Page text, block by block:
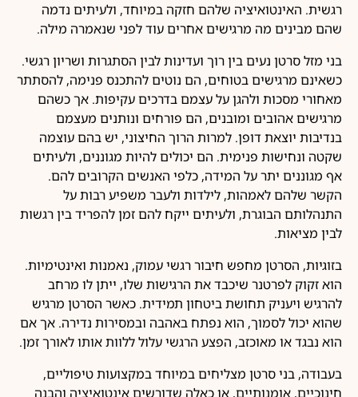
רגשית. האינטואיציה שלהם חזקה במיוחד, ולעיתים נדמה
שהם מבינים מה מרגישים אחרים עוד לפני שנאמרה מילה.
בני מזל סרטן נעים בין רוך ועדינות לבין הסתגרות ושריון רגשי.
כשאינם מרגישים בטוחים, הם נוטים להתכנס פנימה, להסתתר
מאחורי מסכות ולהגן על עצמם בדרכים עקיפות. אך כשהם
מרגישים אהובים ומובנים, הם פורחים ונותנים מעצמם
בנדיבות יוצאת דופן. למרות הרוך החיצוני, יש בהם עוצמה
שקטה ונחישות פנימית. הם יכולים להיות מגוננים, ולעיתים
אף מגוננים יתר על המידה, כלפי האנשים הקרובים להם.
הקשר שלהם לאמהות, לילדות ולעבר משפיע רבות על
התנהלותם הבוגרת, ולעיתים ייקח להם זמן להפריד בין רגשות
לבין מציאות.
בזוגיות, הסרטן מחפש חיבור רגשי עמוק, נאמנות ואינטימיות.
הוא זקוק לפרטנר שיכבד את הרגישות שלו, ייתן לו מרחב
להרגיש ויעניק תחושת ביטחון תמידית. כאשר הסרטן מרגיש
שהוא יכול לסמוך, הוא נפתח באהבה ובמסירות נדירה. אך אם
הוא נבגד או מאוכזב, הפצע הרגשי עלול ללוות אותו לאורך זמן.
בעבודה, בני סרטן מצליחים במיוחד במקצועות טיפוליים,
חינוכיים, אומנותיים, או כאלה שדורשים אינטואיציה והבנה